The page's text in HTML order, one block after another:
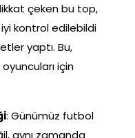
çeken bu top,
kontrol edilebildi
yaptı. Bu,
için
: Günümüz futbol
aynı zamanda